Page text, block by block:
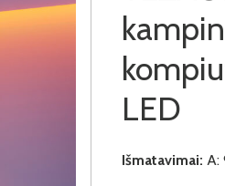
LED
Išmatavimai: A: